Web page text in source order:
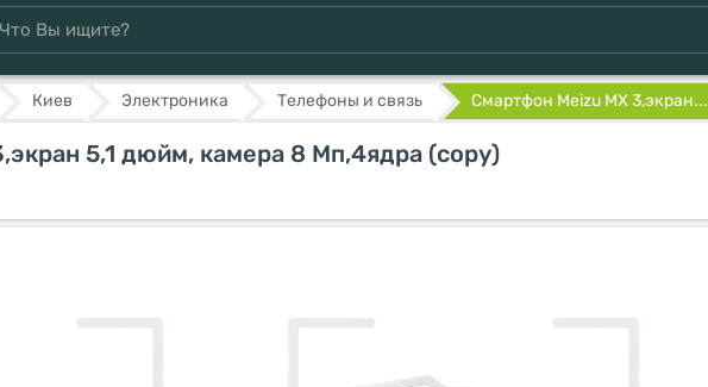
Киев Электроника Телефоны и связь Смартфон Meizu MX 3,экран...
5,1 дюйм, камера 8 Мп,4ядра (copy)